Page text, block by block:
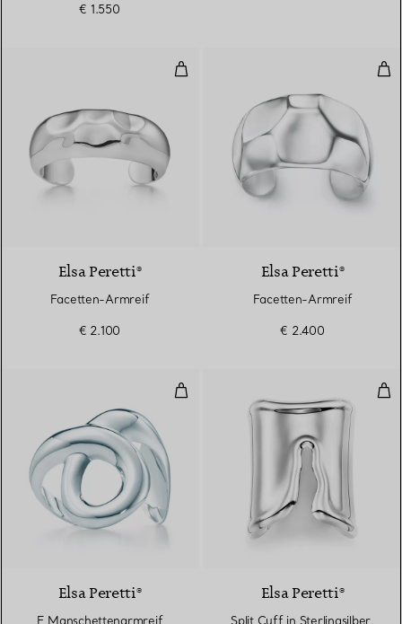
€ 1.550
Facetten-Armreif
Elsa Peretti®
Facetten-Armreif
€ 2.100
Elsa Peretti®
Facetten-Armreif
€ 2.400
E Manschettenarmreif
Elsa Peretti®
E Manschettenarmreif
Elsa Peretti®
Split Cuff in Sterlingsilber,